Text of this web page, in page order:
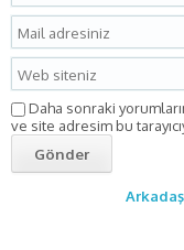
Daha sonraki
ve site adresim bu